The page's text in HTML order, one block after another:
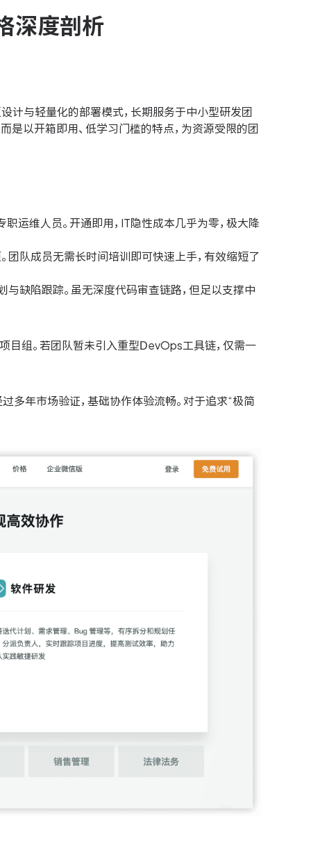
深度剖析
计与轻量化的部署模式，长期服务于中小型研发团
是以开箱即用、低学习门槛的特点，为资源受限的团
运维人员。开通即用，IT隐性成本几乎为零，极大降
团队成员无需长时间培训即可快速上手，有效缩短了
与缺陷跟踪。虽无深度代码审查链路，但足以支撑中
目组。若团队暂未引入重型DevOps工具链，仅需一
多年市场验证，基础协作体验流畅。对于追求“极简